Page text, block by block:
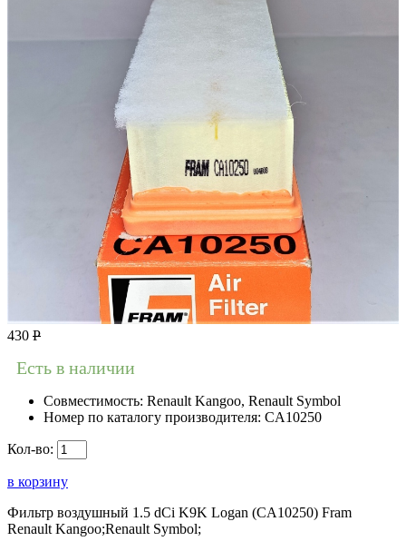
430 Р
Есть в наличии
Совместимость: Renault Kangoo, Renault Symbol
Номер по каталогу производителя: CA10250
Кол-во:
в корзину
Фильтр воздушный 1.5 dCi K9K Logan (CA10250) Fram
Renault Kangoo;Renault Symbol;